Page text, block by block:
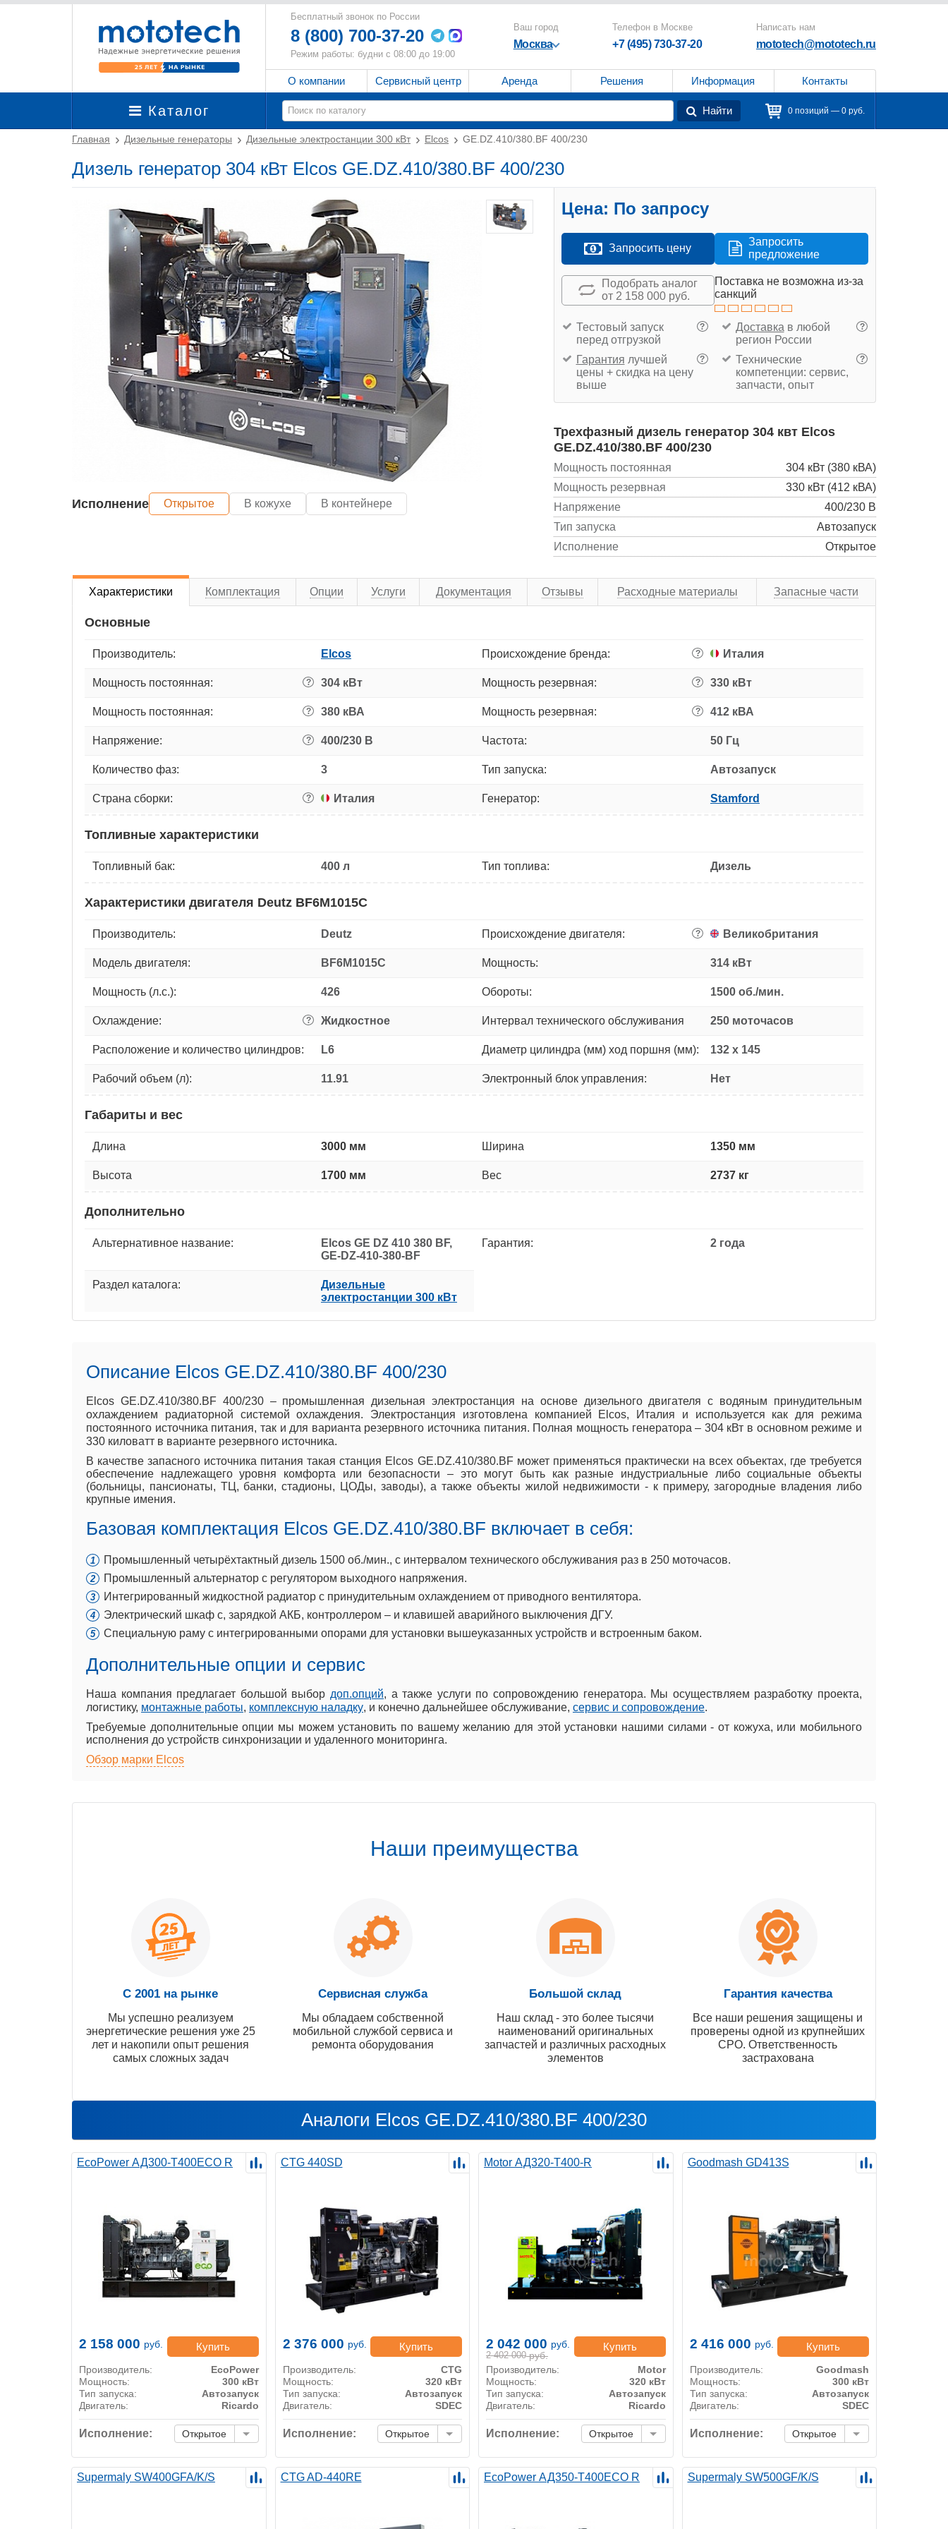
Бесплатный звонок по России
8 (800) 700-37-20
Режим работы: будни с 08:00 до 19:00
Ваш город
Москва
Телефон в Москве
+7 (495) 730-37-20
Написать нам
mototech@mototech.ru
О компании Сервисный центр Аренда Решения Информация Контакты
Каталог Найти 0 позиций — 0 руб.
Главная Дизельные генераторы Дизельные электростанции 300 кВт Elcos GE.DZ.410/380.BF 400/230
Дизель генератор 304 кВт Elcos GE.DZ.410/380.BF 400/230
Исполнение Открытое В кожухе В контейнере
Цена: По запросу
Запросить цену
Запросить
предложение
Подобрать аналог
от 2 158 000 руб.
Поставка не возможна из-за
санкций
?
Тестовый запуск
перед отгрузкой
?
Доставка в любой
регион России
?
Гарантия лучшей
цены + скидка на цену
выше
?
Технические
компетенции: сервис,
запчасти, опыт
Трехфазный дизель генератор 304 квт Elcos
GE.DZ.410/380.BF 400/230
Мощность постоянная
304 кВт (380 кВА)
Мощность резервная
330 кВт (412 кВА)
Напряжение
400/230 В
Тип запуска
Автозапуск
Исполнение
Открытое
Характеристики Комплектация Опции Услуги Документация Отзывы Расходные материалы Запасные части
Основные
Производитель: Elcos Происхождение бренда: ? Италия
Мощность постоянная: ? 304 кВт Мощность резервная: ? 330 кВт
Мощность постоянная: ? 380 кВА Мощность резервная: ? 412 кВА
Напряжение: ? 400/230 В Частота: 50 Гц
Количество фаз: 3 Тип запуска: Автозапуск
Страна сборки: ? Италия Генератор: Stamford
Топливные характеристики
Топливный бак: 400 л Тип топлива: Дизель
Характеристики двигателя Deutz BF6M1015C
Производитель: Deutz Происхождение двигателя: ? Великобритания
Модель двигателя: BF6M1015C Мощность: 314 кВт
Мощность (л.с.): 426 Обороты: 1500 об./мин.
Охлаждение: ? Жидкостное Интервал технического обслуживания 250 моточасов
Расположение и количество цилиндров: L6 Диаметр цилиндра (мм) ход поршня (мм): 132 x 145
Рабочий объем (л): 11.91 Электронный блок управления: Нет
Габариты и вес
Длина 3000 мм Ширина 1350 мм
Высота 1700 мм Вес 2737 кг
Дополнительно
Альтернативное название:
Elcos GE DZ 410 380 BF,
GE-DZ-410-380-BF
Гарантия: 2 года
Раздел каталога:
Дизельные
электростанции 300 кВт
Описание Elcos GE.DZ.410/380.BF 400/230
Elcos GE.DZ.410/380.BF 400/230 – промышленная дизельная электростанция на основе дизельного двигателя с водяным принудительным
охлаждением радиаторной системой охлаждения. Электростанция изготовлена компанией Elcos, Италия и используется как для режима
постоянного источника питания, так и для варианта резервного источника питания. Полная мощность генератора – 304 кВт в основном режиме и
330 киловатт в варианте резервного источника.
В качестве запасного источника питания такая станция Elcos GE.DZ.410/380.BF может применяться практически на всех объектах, где требуется
обеспечение надлежащего уровня комфорта или безопасности – это могут быть как разные индустриальные либо социальные объекты
(больницы, пансионаты, ТЦ, банки, стадионы, ЦОДы, заводы), а также объекты жилой недвижимости - к примеру, загородные владения либо
крупные имения.
Базовая комплектация Elcos GE.DZ.410/380.BF включает в себя:
Промышленный четырёхтактный дизель 1500 об./мин., с интервалом технического обслуживания раз в 250 моточасов.
Промышленный альтернатор с регулятором выходного напряжения.
Интегрированный жидкостной радиатор с принудительным охлаждением от приводного вентилятора.
Электрический шкаф с, зарядкой АКБ, контроллером – и клавишей аварийного выключения ДГУ.
Специальную раму с интегрированными опорами для установки вышеуказанных устройств и встроенным баком.
Дополнительные опции и сервис
Наша компания предлагает большой выбор доп.опций, а также услуги по сопровождению генератора. Мы осуществляем разработку проекта,
логистику, монтажные работы, комплексную наладку, и конечно дальнейшее обслуживание, сервис и сопровождение.
Требуемые дополнительные опции мы можем установить по вашему желанию для этой установки нашими силами - от кожуха, или мобильного
исполнения до устройств синхронизации и удаленного мониторинга.
Обзор марки Elcos
Наши преимущества
С 2001 на рынке
Мы успешно реализуем
энергетические решения уже 25
лет и накопили опыт решения
самых сложных задач
Сервисная служба
Мы обладаем собственной
мобильной службой сервиса и
ремонта оборудования
Большой склад
Наш склад - это более тысячи
наименований оригинальных
запчастей и различных расходных
элементов
Гарантия качества
Все наши решения защищены и
проверены одной из крупнейших
СРО. Ответственность
застрахована
Аналоги Elcos GE.DZ.410/380.BF 400/230
EcoPower АД300-T400ECO R
2 158 000 руб. Купить
Производитель:
EcoPower
Мощность:
300 кВт
Тип запуска:
Автозапуск
Двигатель:
Ricardo
Исполнение: Открытое
CTG 440SD
2 376 000 руб. Купить
Производитель:
CTG
Мощность:
320 кВт
Тип запуска:
Автозапуск
Двигатель:
SDEC
Исполнение: Открытое
Motor АД320-Т400-R
2 402 000 руб.
2 042 000 руб. Купить
Производитель:
Motor
Мощность:
320 кВт
Тип запуска:
Автозапуск
Двигатель:
Ricardo
Исполнение: Открытое
Goodmash GD413S
2 416 000 руб. Купить
Производитель:
Goodmash
Мощность:
300 кВт
Тип запуска:
Автозапуск
Двигатель:
SDEC
Исполнение: Открытое
Supermaly SW400GFA/K/S CTG AD-440RE EcoPower АД350-T400ECO R Supermaly SW500GF/K/S